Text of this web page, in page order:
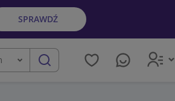
SPRAWDŹ
szukaj